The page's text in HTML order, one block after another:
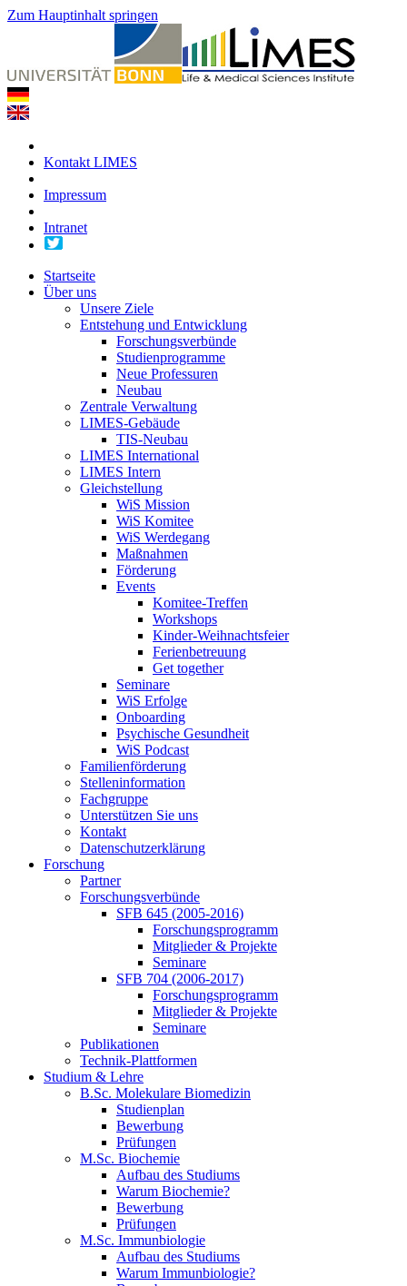
Zum Hauptinhalt springen
Kontakt LIMES
Impressum
Intranet
Startseite
Über uns
Unsere Ziele
Entstehung und Entwicklung
Forschungsverbünde
Studienprogramme
Neue Professuren
Neubau
Zentrale Verwaltung
LIMES-Gebäude
TIS-Neubau
LIMES International
LIMES Intern
Gleichstellung
WiS Mission
WiS Komitee
WiS Werdegang
Maßnahmen
Förderung
Events
Komitee-Treffen
Workshops
Kinder-Weihnachtsfeier
Ferienbetreuung
Get together
Seminare
WiS Erfolge
Onboarding
Psychische Gesundheit
WiS Podcast
Familienförderung
Stelleninformation
Fachgruppe
Unterstützen Sie uns
Kontakt
Datenschutzerklärung
Forschung
Partner
Forschungsverbünde
SFB 645 (2005-2016)
Forschungsprogramm
Mitglieder & Projekte
Seminare
SFB 704 (2006-2017)
Forschungsprogramm
Mitglieder & Projekte
Seminare
Publikationen
Technik-Plattformen
Studium & Lehre
B.Sc. Molekulare Biomedizin
Studienplan
Bewerbung
Prüfungen
M.Sc. Biochemie
Aufbau des Studiums
Warum Biochemie?
Bewerbung
Prüfungen
M.Sc. Immunbiologie
Aufbau des Studiums
Warum Immunbiologie?